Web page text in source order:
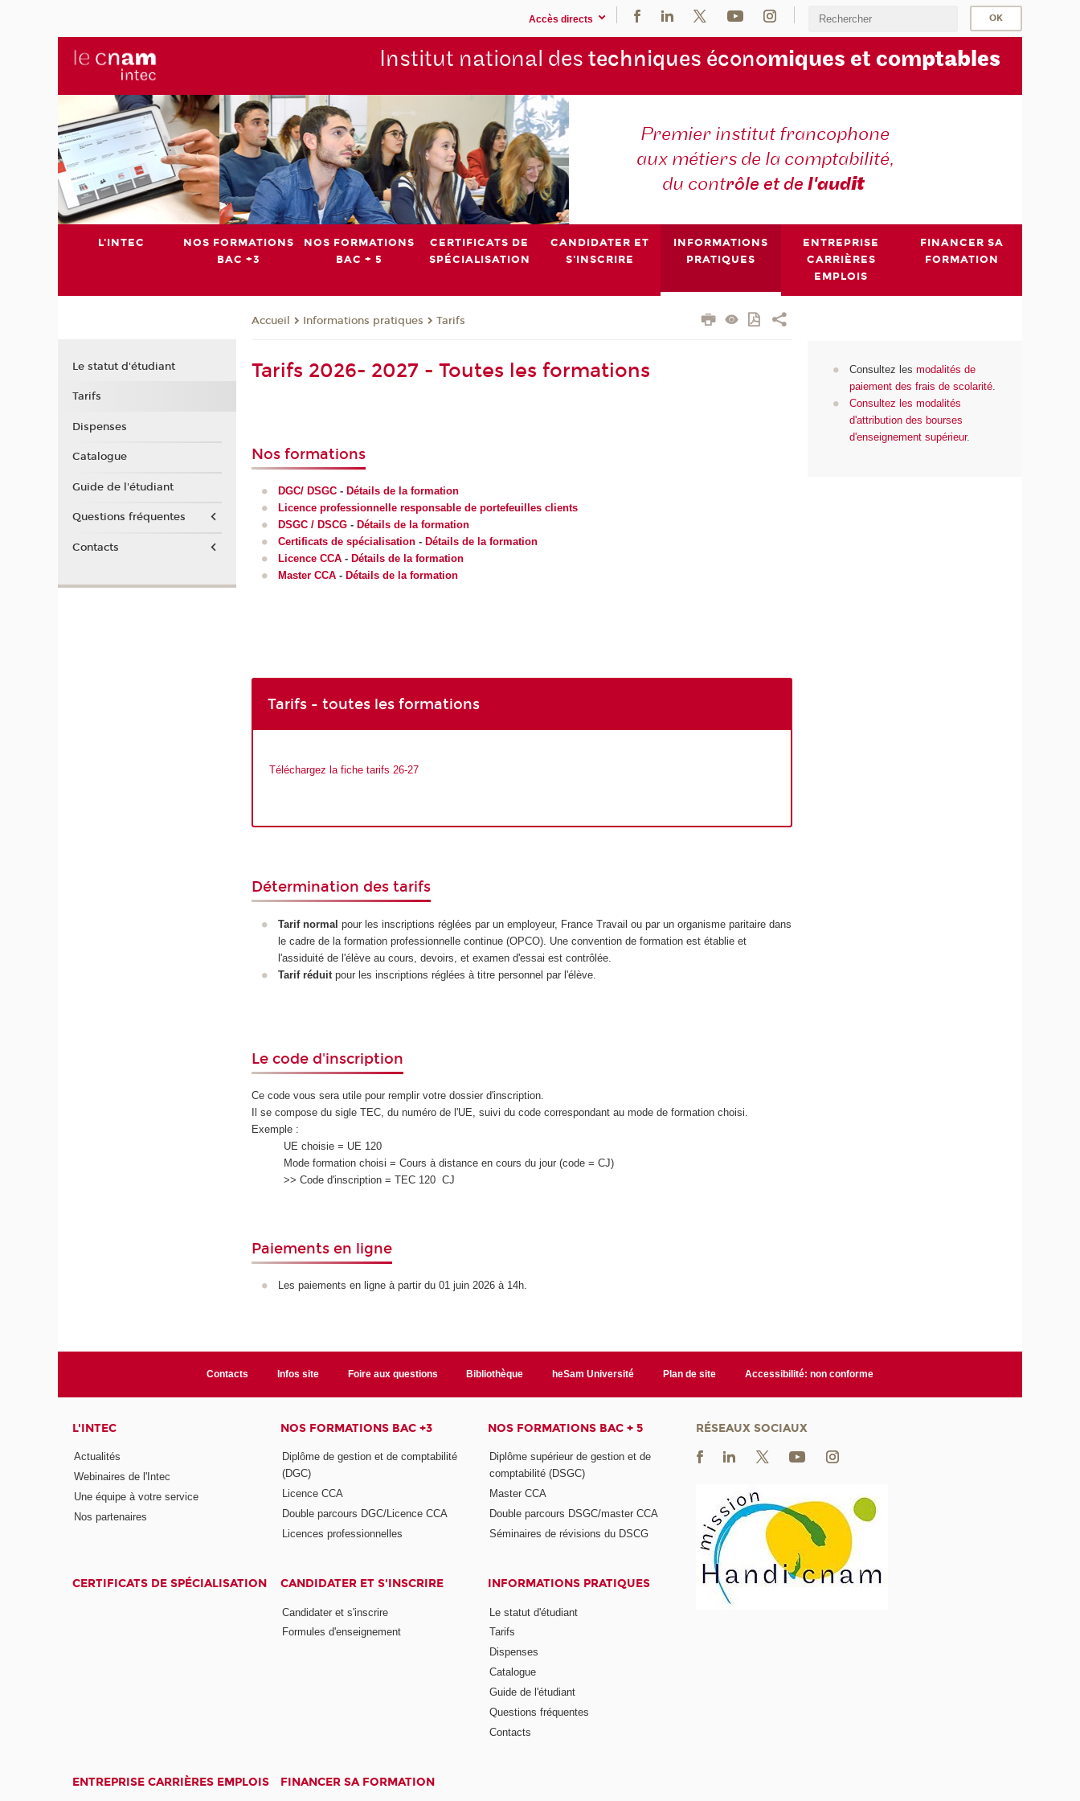
Accès directs
Institut national des techniques économiques et comptables
Premier institut francophone
aux métiers de la comptabilité,
du contrôle et del'audit
L'INTEC
NOS FORMATIONS
BAC +3
NOS FORMATIONS
BAC + 5
CERTIFICATS DE
SPÉCIALISATION
CANDIDATER ET
S'INSCRIRE
INFORMATIONS
PRATIQUES
ENTREPRISE
CARRIÈRES
EMPLOIS
FINANCER SA
FORMATION
Accueil Informations pratiques Tarifs
Tarifs 2026- 2027 - Toutes les formations
Nos formations
DGC/ DSGC- Détails de la formation
Licence professionnelle responsable de portefeuilles clients
DSGC / DSCG- Détails de la formation
Certificats de spécialisation- Détails de la formation
Licence CCA- Détails de la formation
Master CCA- Détails de la formation
Tarifs - toutes les formations
Téléchargez la fiche tarifs 26-27
Détermination des tarifs
Tarif normal pour les inscriptions réglées par un employeur, France Travail ou par un organisme paritaire dans
le cadre de la formation professionnelle continue (OPCO). Une convention de formation est établie et
l'assiduité de l'élève au cours, devoirs, et examen d'essai est contrôlée.
Tarif réduitpour les inscriptions réglées à titre personnel par l'élève.
Le code d'inscription
Ce code vous sera utile pour remplir votre dossier d'inscription.
Il se compose du sigle TEC, du numéro de l'UE, suivi du code correspondant au mode de formation choisi.
Exemple :
UE choisie = UE 120
Mode formation choisi = Cours à distance en cours du jour (code = CJ)
>> Code d'inscription = TEC 120 CJ
Paiements en ligne
Les paiements en ligne à partir du 01 juin 2026 à 14h.
Consultez les modalités de
paiement des frais de scolarité.
Consultez les modalités
d'attribution des bourses
d'enseignement supérieur.
Le statut d'étudiant
Tarifs
Dispenses
Catalogue
Guide de l'étudiant
Questions fréquentes
Contacts
Contacts Infos site Foire aux questions Bibliothèque heSam Université Plan de site Accessibilité: non conforme
L'INTEC
Actualités
Webinaires de l'Intec
Une équipe à votre service
Nos partenaires
NOS FORMATIONS BAC +3
Diplôme de gestion et de comptabilité
(DGC)
Licence CCA
Double parcours DGC/Licence CCA
Licences professionnelles
NOS FORMATIONS BAC + 5
Diplôme supérieur de gestion et de
comptabilité (DSGC)
Master CCA
Double parcours DSGC/master CCA
Séminaires de révisions du DSCG
CERTIFICATS DE SPÉCIALISATION CANDIDATER ET S'INSCRIRE
Candidater et s'inscrire
Formules d'enseignement
INFORMATIONS PRATIQUES
Le statut d'étudiant
Tarifs
Dispenses
Catalogue
Guide de l'étudiant
Questions fréquentes
Contacts
ENTREPRISE CARRIÈRES EMPLOIS FINANCER SA FORMATION
RÉSEAUX SOCIAUX